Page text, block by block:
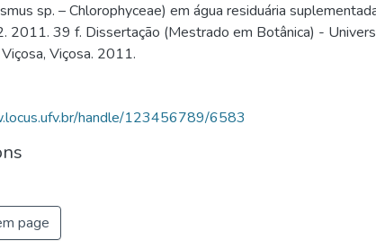
sp. – Chlorophyceae) em água residuária
2011. 39 f. Dissertação (Mestrado em Botânica) -
Viçosa. 2011.
handle/123456789/6583
page